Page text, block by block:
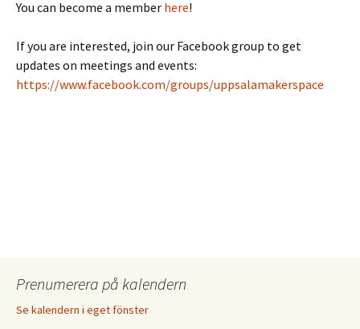
You can become a member here!
If you are interested, join our Facebook group to get
updates on meetings and events:
https://www.facebook.com/groups/uppsalamakerspace
Prenumerera på kalendern
Se kalendern i eget fönster